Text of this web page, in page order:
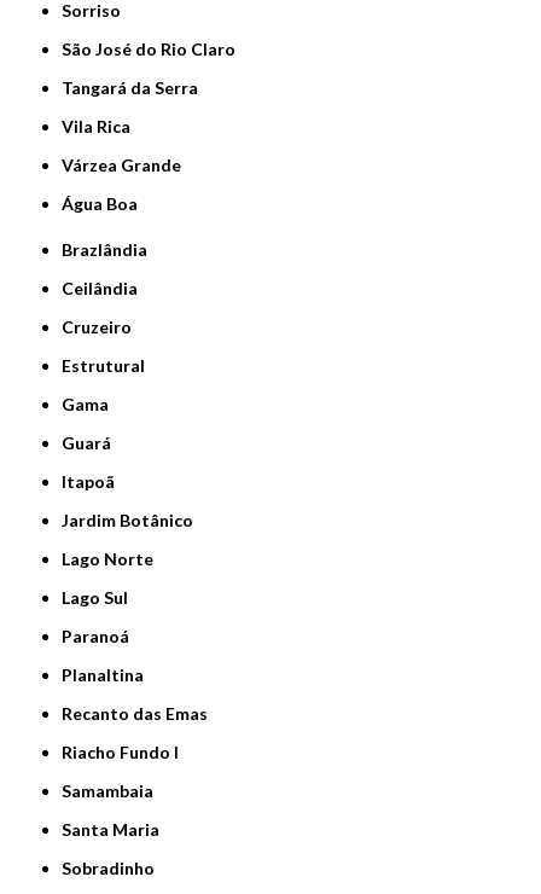
Sorriso
São José do Rio Claro
Tangará da Serra
Vila Rica
Várzea Grande
Água Boa
Brazlândia
Ceilândia
Cruzeiro
Estrutural
Gama
Guará
Itapoã
Jardim Botânico
Lago Norte
Lago Sul
Paranoá
Planaltina
Recanto das Emas
Riacho Fundo I
Samambaia
Santa Maria
Sobradinho